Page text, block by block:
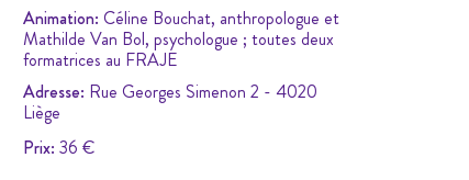
Animation: Céline Bouchat, anthropologue et
Mathilde Van Bol, psychologue ; toutes deux
formatrices au FRAJE
Adresse: Rue Georges Simenon 2 - 4020
Liège
Prix: 36 €